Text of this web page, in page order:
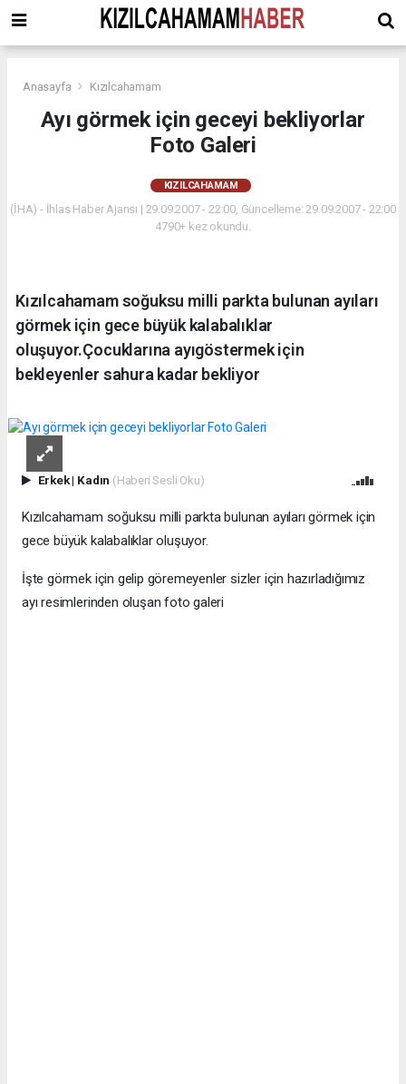
Anasayfa Kızılcahamam
Ayı görmek için geceyi bekliyorlar
Foto Galeri
KIZILCAHAMAM
(İHA) - İhlas Haber Ajansı | 29.09.2007 - 22:00, Güncelleme: 29.09.2007 - 22:00
4790+ kez okundu.
Kızılcahamam soğuksu milli parkta bulunan ayıları
görmek için gece büyük kalabalıklar
oluşuyor.Çocuklarına ayıgöstermek için
bekleyenler sahura kadar bekliyor
Erkek| Kadın (Haberi Sesli Oku)
Kızılcahamam soğuksu milli parkta bulunan ayıları görmek için
gece büyük kalabalıklar oluşuyor.
İşte görmek için gelip göremeyenler sizler için hazırladığımız
ayı resimlerinden oluşan foto galeri